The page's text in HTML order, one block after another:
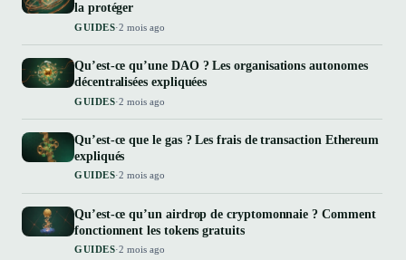
la protéger
GUIDES·2 mois ago
Qu’est-ce qu’une DAO ? Les organisations autonomes
décentralisées expliquées
GUIDES·2 mois ago
Qu’est-ce que le gas ? Les frais de transaction Ethereum
expliqués
GUIDES·2 mois ago
Qu’est-ce qu’un airdrop de cryptomonnaie ? Comment
fonctionnent les tokens gratuits
GUIDES·2 mois ago